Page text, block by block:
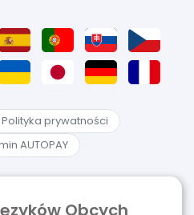
Polityka prywatności
AUTOPAY
Obcych